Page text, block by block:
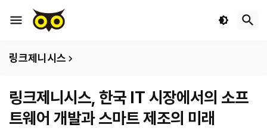
링크제니시스
링크제니시스, 한국 IT 시장에서의 소프
트웨어 개발과 스마트 제조의 미래